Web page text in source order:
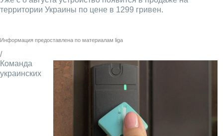
территории Украины по цене в 1299 гривен.
Информация предоставлена по материалам liga
/
Команда
украинских